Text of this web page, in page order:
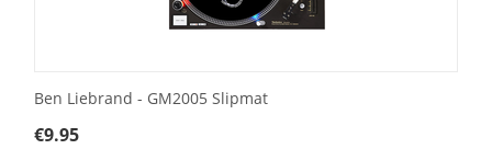
Ben Liebrand - GM2005 Slipmat
€9.95